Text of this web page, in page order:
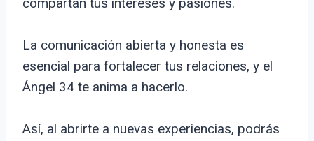
compartan tus intereses y pasiones.
La comunicación abierta y honesta es
esencial para fortalecer tus relaciones, y el
Ángel 34 te anima a hacerlo.
Así, al abrirte a nuevas experiencias, podrás